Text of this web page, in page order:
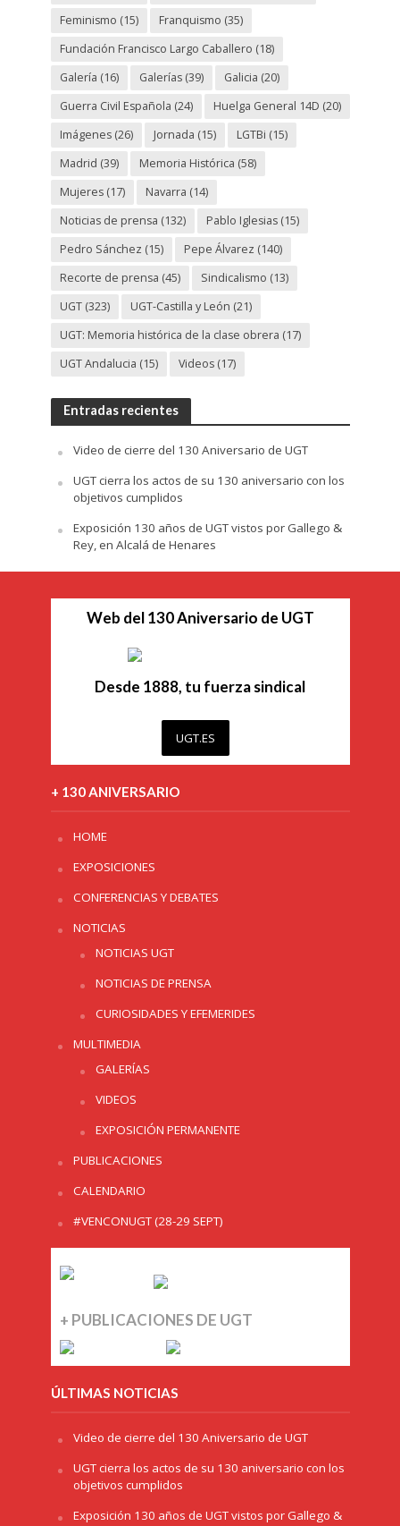
Feminismo (15) Franquismo (35)
Fundación Francisco Largo Caballero (18)
Galería (16) Galerías(39) Galicia (20)
Guerra Civil Española (24) Huelga General 14D (20)
Imágenes(26) Jornada (15) LGTBi (15)
Madrid (39) Memoria Histórica (58)
Mujeres(17) Navarra (14)
Noticias de prensa (132) Pablo Iglesias(15)
Pedro Sánchez (15) Pepe Álvarez (140)
Recorte de prensa (45) Sindicalismo (13)
UGT(323) UGT-Castilla y León (21)
UGT: Memoria histórica de la clase obrera (17)
UGT Andalucia (15) Videos(17)
Entradas recientes
Video de cierre del 130 Aniversario de UGT
UGT cierra los actos de su 130 aniversario con los
objetivos cumplidos
Exposición 130 años de UGT vistos por Gallego &
Rey, en Alcalá de Henares
Web del 130 Aniversario de UGT
Desde 1888, tu fuerza sindical
UGT.ES
+ 130 ANIVERSARIO
HOME
EXPOSICIONES
CONFERENCIAS Y DEBATES
NOTICIAS
NOTICIAS UGT
NOTICIAS DE PRENSA
CURIOSIDADES Y EFEMERIDES
MULTIMEDIA
GALERÍAS
VIDEOS
EXPOSICIÓN PERMANENTE
PUBLICACIONES
CALENDARIO
#VENCONUGT (28-29 SEPT)
+ PUBLICACIONES DE UGT
ÚLTIMAS NOTICIAS
Video de cierre del 130 Aniversario de UGT
UGT cierra los actos de su 130 aniversario con los
objetivos cumplidos
Exposición 130 años de UGT vistos por Gallego &